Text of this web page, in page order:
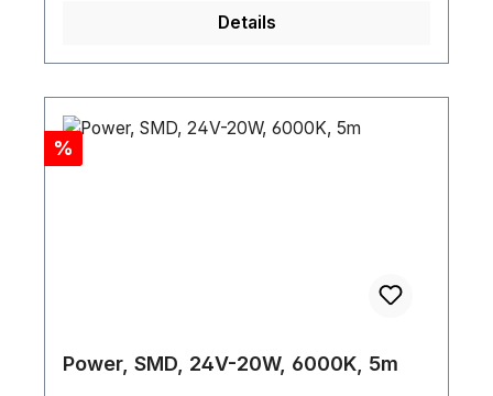
Details
Discount
%
Power, SMD, 24V-20W, 6000K, 5m